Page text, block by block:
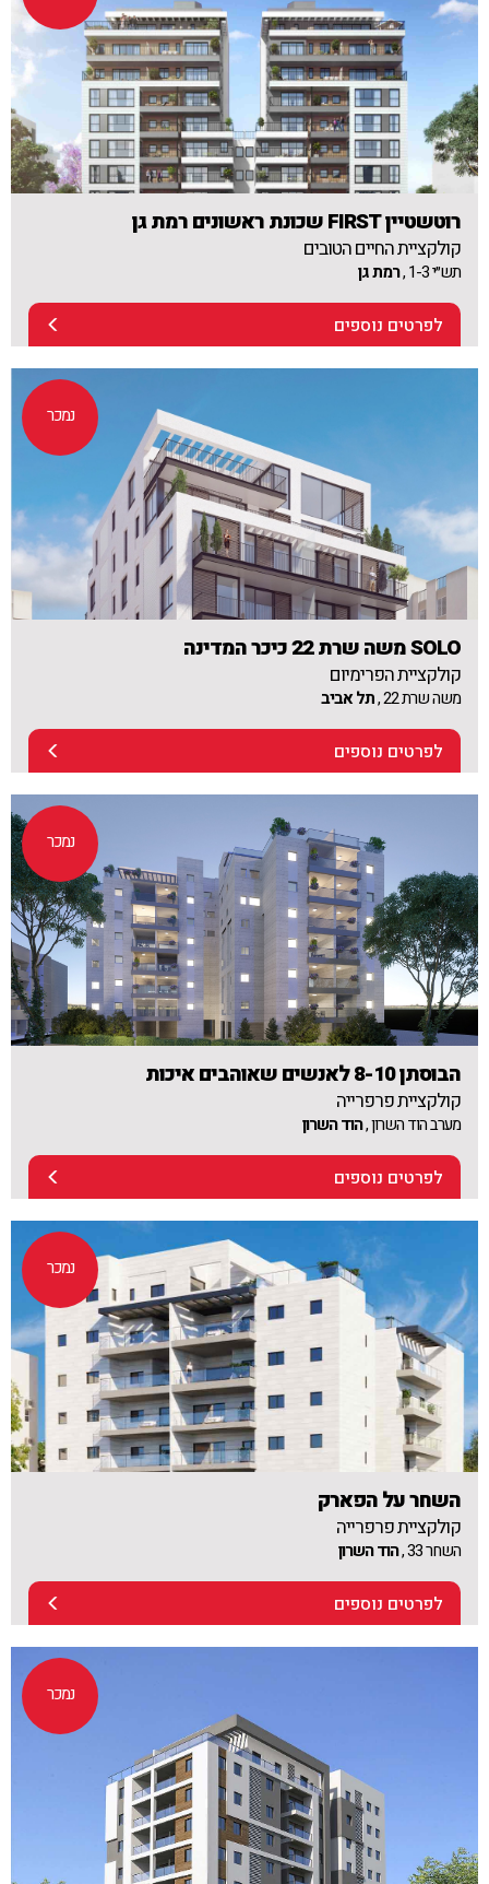
רוטשטיין FIRST שכונת ראשונים רמת גן
קולקציית החיים הטובים
תש״י 1-3 , רמת גן
לפרטים נוספים
נמכר
SOLO משה שרת 22 כיכר המדינה
קולקציית הפרימיום
משה שרת 22 , תל אביב
לפרטים נוספים
נמכר
הבוסתן 8-10 לאנשים שאוהבים איכות
קולקציית פרפרייה
מערב הוד השרון ,הוד השרון
לפרטים נוספים
נמכר
השחר על הפארק
קולקציית פרפרייה
השחר 33 , הוד השרון
לפרטים נוספים
נמכר